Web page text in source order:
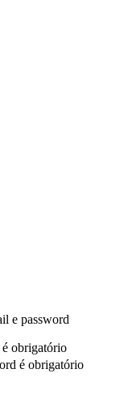
e password
obrigatório
é obrigatório